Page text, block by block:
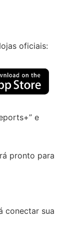
oficiais:
e
pronto para
conectar sua